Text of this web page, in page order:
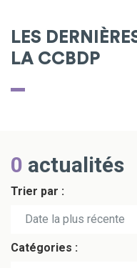
LES
LA CCBDP
0 actualités
Trier par :
Date la plus récente
Date la plus ancienne
Catégories :